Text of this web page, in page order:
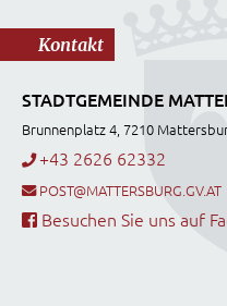
Kontakt
STADTGEMEINDE
Brunnenplatz 4, 7210
+43 2626 62332
POST@MATTERSBURG.GV.AT
Besuchen Sie uns auf